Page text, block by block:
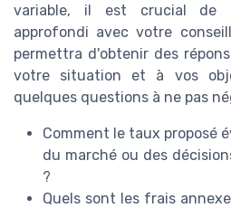
variable, il est crucial de
approfondi avec votre
permettra d'obtenir des
votre situation et à vos
quelques questions à ne pas
Comment le taux proposé
du marché ou des
?
Quels sont les frais